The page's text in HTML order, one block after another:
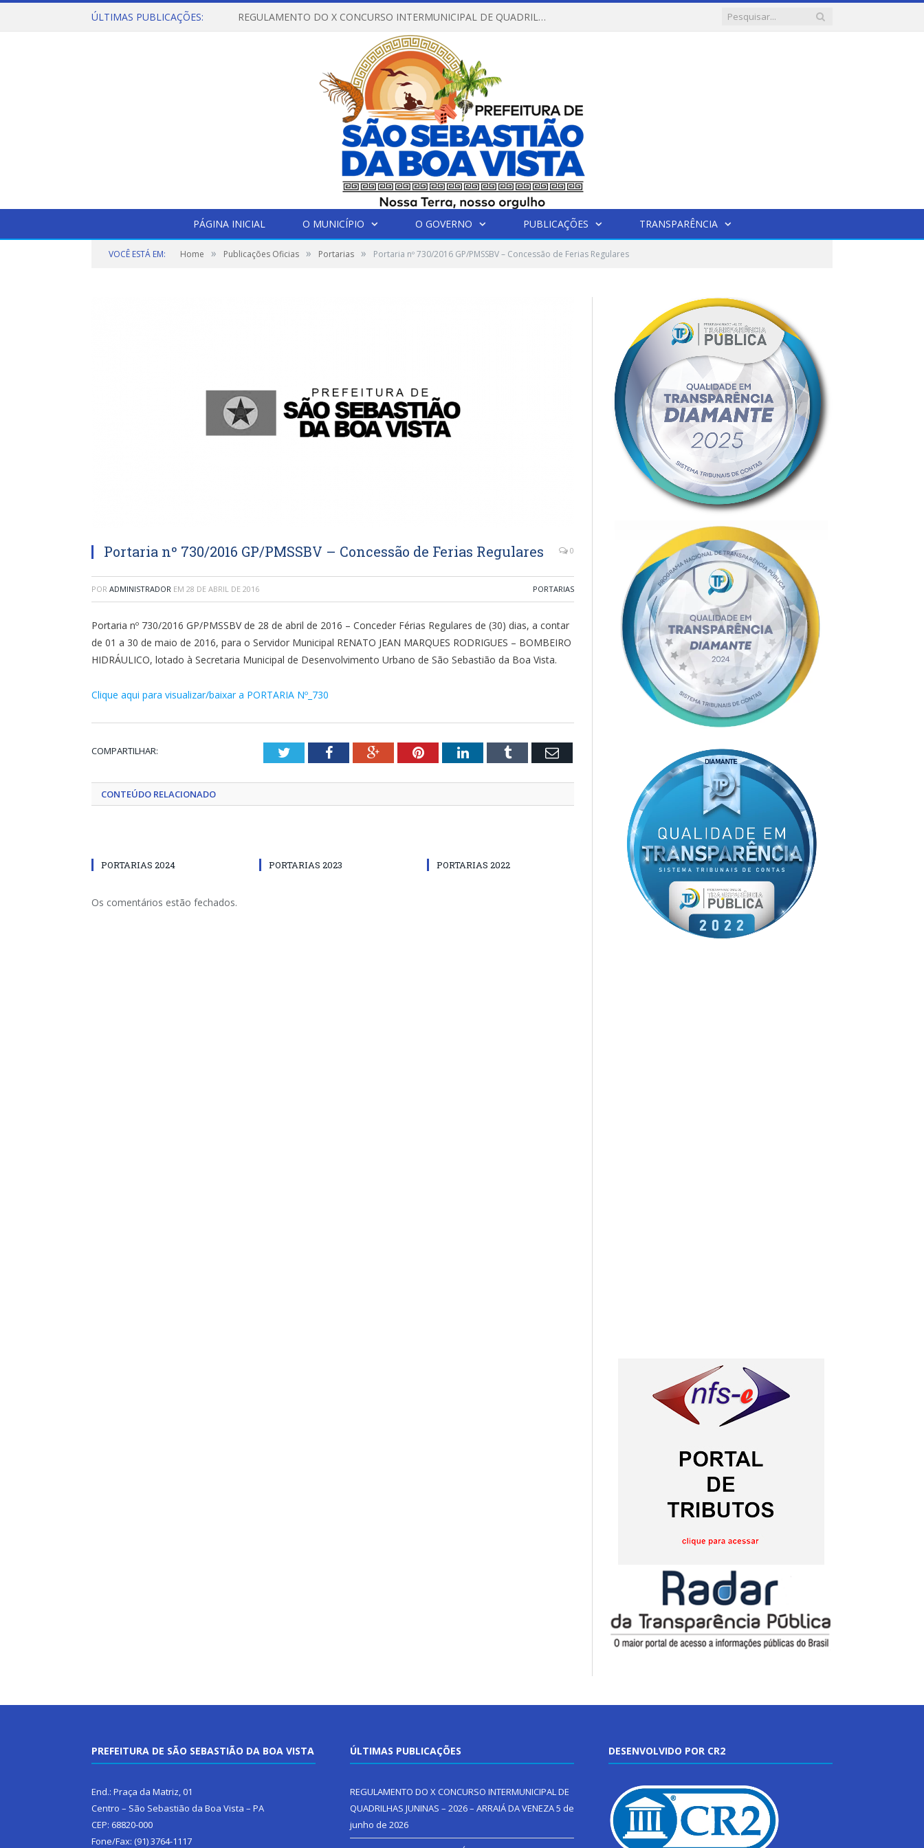
ÚLTIMAS PUBLICAÇÕES: REGULAMENTO DO X CONCURSO INTERMUNICIPAL DE QUADRILHAS JUNINAS – 2026 – ARRAIÁ DA VENEZA
PÁGINA INICIAL O MUNICÍPIO O GOVERNO PUBLICAÇÕES TRANSPARÊNCIA
VOCÊ ESTÁ EM: Home » Publicações Oficias » Portarias » Portaria nº 730/2016 GP/PMSSBV – Concessão de Ferias Regulares
Portaria nº 730/2016 GP/PMSSBV – Concessão de Ferias Regulares 0
POR ADMINISTRADOR EM 28 DE ABRIL DE 2016 PORTARIAS
Portaria nº 730/2016 GP/PMSSBV de 28 de abril de 2016 – Conceder Férias Regulares de (30) dias, a contar
de 01 a 30 de maio de 2016, para o Servidor Municipal RENATO JEAN MARQUES RODRIGUES – BOMBEIRO
HIDRÁULICO, lotado à Secretaria Municipal de Desenvolvimento Urbano de São Sebastião da Boa Vista.
Clique aqui para visualizar/baixar a PORTARIA Nº_730
COMPARTILHAR: TwitterFacebookGoogle+PinterestLinkedInTumblr Email
CONTEÚDO RELACIONADO
PORTARIAS 2024 PORTARIAS 2023 PORTARIAS 2022
Os comentários estão fechados.
PREFEITURA DE SÃO SEBASTIÃO DA BOA VISTA
End.: Praça da Matriz, 01
Centro – São Sebastião da Boa Vista – PA
CEP: 68820-000
Fone/Fax: (91) 3764-1117
ÚLTIMAS PUBLICAÇÕES
REGULAMENTO DO X CONCURSO INTERMUNICIPAL DE
QUADRILHAS JUNINAS – 2026 – ARRAIÁ DA VENEZA5 de
junho de 2026
DESENVOLVIDO POR CR2